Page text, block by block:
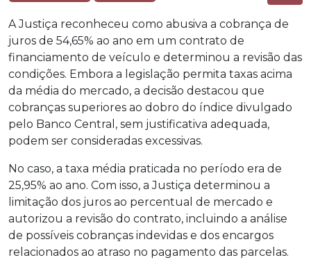
A Justiça reconheceu como abusiva a cobrança de
juros de 54,65% ao ano em um contrato de
financiamento de veículo e determinou a revisão das
condições. Embora a legislação permita taxas acima
da média do mercado, a decisão destacou que
cobranças superiores ao dobro do índice divulgado
pelo Banco Central, sem justificativa adequada,
podem ser consideradas excessivas.
No caso, a taxa média praticada no período era de
25,95% ao ano. Com isso, a Justiça determinou a
limitação dos juros ao percentual de mercado e
autorizou a revisão do contrato, incluindo a análise
de possíveis cobranças indevidas e dos encargos
relacionados ao atraso no pagamento das parcelas.